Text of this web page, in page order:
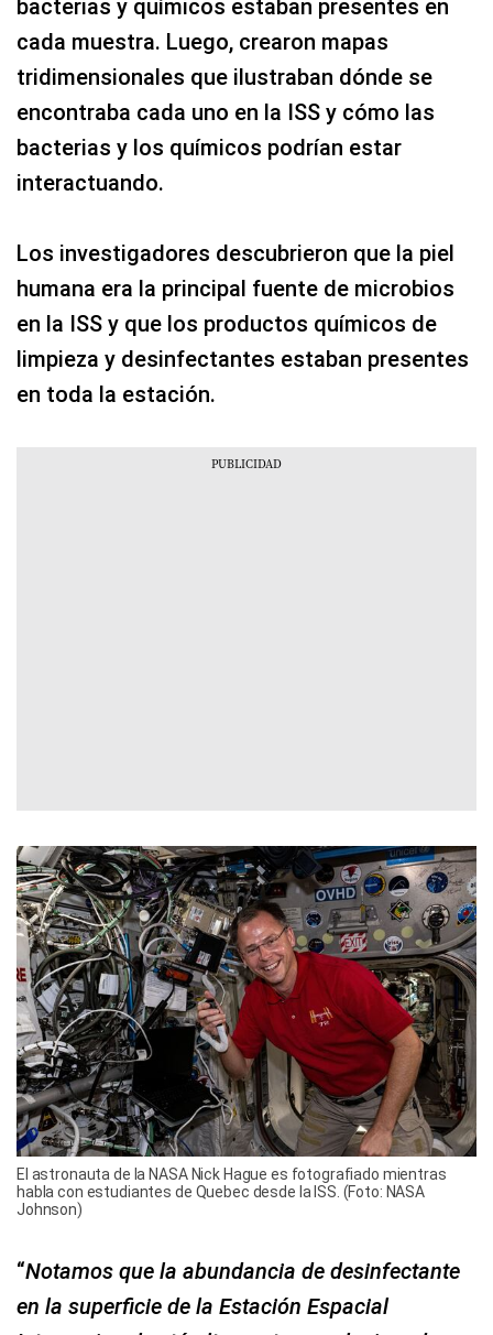
bacterias y químicos estaban presentes en
cada muestra. Luego, crearon mapas
tridimensionales que ilustraban dónde se
encontraba cada uno en la ISS y cómo las
bacterias y los químicos podrían estar
interactuando.
Los investigadores descubrieron que la piel
humana era la principal fuente de microbios
en la ISS y que los productos químicos de
limpieza y desinfectantes estaban presentes
en toda la estación.
El astronauta de la NASA Nick Hague es fotografiado mientras
habla con estudiantes de Quebec desde la ISS. (Foto: NASA
Johnson)
“Notamos que la abundancia de desinfectante
en la superficie de la Estación Espacial